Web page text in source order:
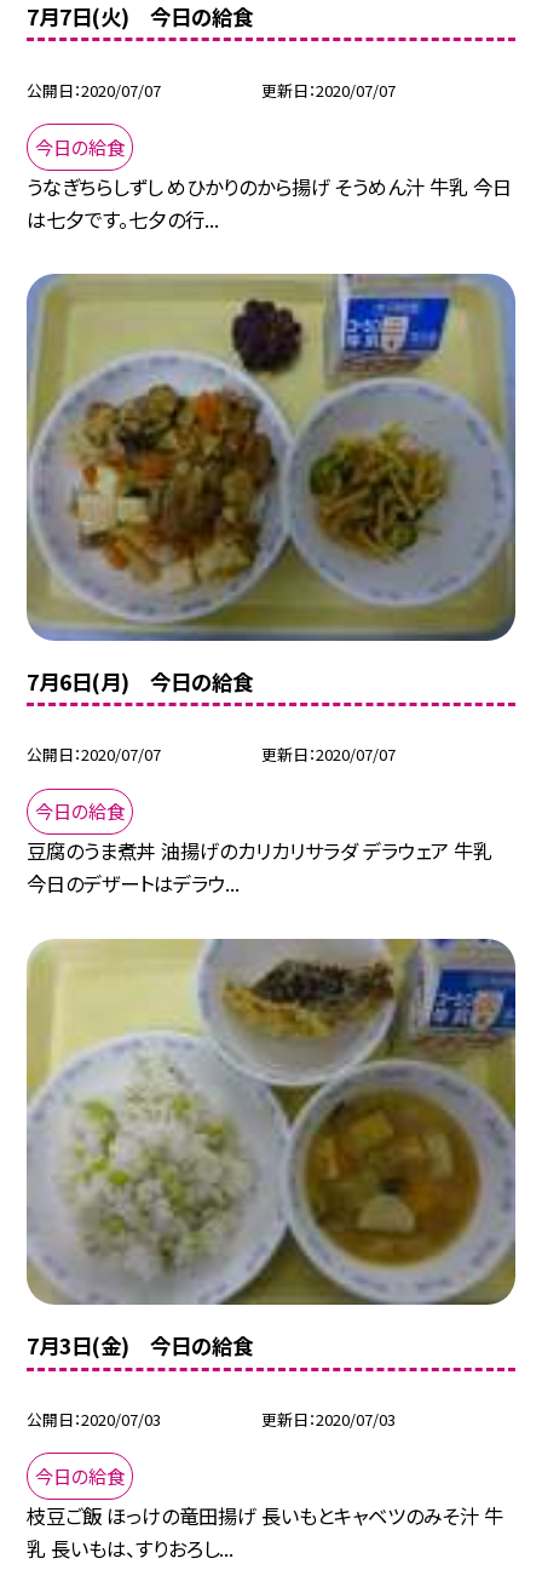
7月7日(火) 今日の給食
公開日 2020/07/07 更新日 2020/07/07
今日の給食
うなぎちらしずし めひかりのから揚げ そうめん汁 牛乳 今日
は七夕です。七夕の行...
7月6日(月) 今日の給食
公開日 2020/07/07 更新日 2020/07/07
今日の給食
豆腐のうま煮丼 油揚げのカリカリサラダ デラウェア 牛乳
今日のデザートはデラウ...
7月3日(金) 今日の給食
公開日 2020/07/03 更新日 2020/07/03
今日の給食
枝豆ご飯 ほっけの竜田揚げ 長いもとキャベツのみそ汁 牛
乳 長いもは、すりおろし...